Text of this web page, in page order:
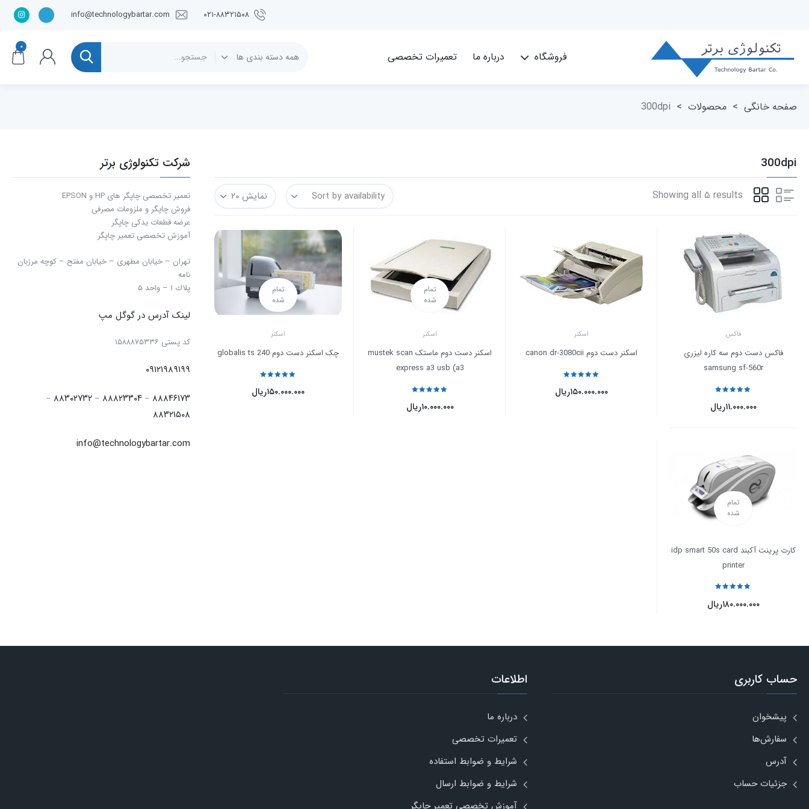
info@technologybartar.com ۰۲۱-۸۸۳۲۱۵۰۸
فروشگاه درباره ما تعمیرات تخصصی
۰
صفحه خانگی > محصولات >
300dpi
300dpi
Showing all ۵ results
فاکس
فاکس دست دوم سه کاره لیزری
samsung sf-560r
ریال۱۱.۰۰۰.۰۰۰
اسکنر
اسکنر دست دوم canon dr-3080cii
ریال۱۵۰.۰۰۰.۰۰۰
تمام
شده
اسکنر
اسکنر دست دوم ماستک mustek scan
express a3 usb (a3
ریال۱۰.۰۰۰.۰۰۰
تمام
شده
اسکنر
چک اسکنر دست دوم globalis ts 240
ریال۱۵۰.۰۰۰.۰۰۰
تمام
شده
کارت پرینت آکبند idp smart 50s card
printer
ریال۱۸۰.۰۰۰.۰۰۰
شرکت تکنولوژی برتر
تعمیر تخصصی چاپگر های HP و EPSON
فروش چاپگر و ملزومات مصرفی
عرضه قطعات یدکی چاپگر
آموزش تخصصی تعمیر چاپگر
تهران – خیابان مطهری – خیابان مفتح – كوچه مرزبان
نامه
پلاك ۱ – واحد ۵
لینک آدرس در گوگل مپ
كد پستی ۱۵۸۸۸۷۵۳۳۶
۰۹۱۲۱۹۸۹۱۹۹
۸۸۸۴۶۱۷۳ – ۸۸۸۲۳۳۰۴ – ۸۸۳۰۲۷۳۲ –
۸۸۳۲۱۵۰۸
info@technologybartar.com
حساب کاربری
پیشخوان
سفارش‌ها
آدرس
جزئیات حساب
اطلاعات
درباره ما
تعمیرات تخصصی
شرایط و ضوابط استفاده
شرایط و ضوابط ارسال
آموزش تخصصی تعمیر چاپگر